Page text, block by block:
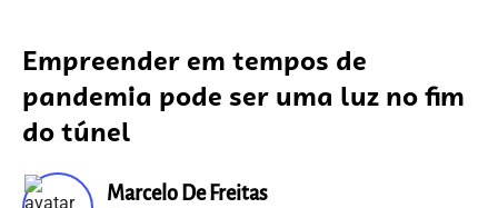
Empreender em tempos de
pandemia pode ser uma luz no fim
do túnel
Marcelo De Freitas